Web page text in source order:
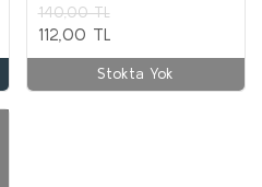
140,00 TL
112,00 TL
Stokta Yok